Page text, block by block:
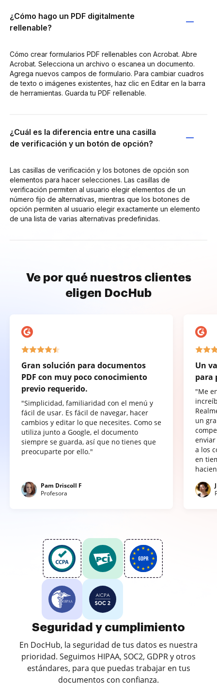
¿Cómo hago un PDF digitalmente
rellenable?
Cómo crear formularios PDF rellenables con Acrobat. Abre
Acrobat. Selecciona un archivo o escanea un documento.
Agrega nuevos campos de formulario. Para cambiar cuadros
de texto o imágenes existentes, haz clic en Editar en la barra
de herramientas. Guarda tu PDF rellenable.
¿Cuál es la diferencia entre una casilla
de verificación y un botón de opción?
Las casillas de verificación y los botones de opción son
elementos para hacer selecciones. Las casillas de
verificación permiten al usuario elegir elementos de un
número fijo de alternativas, mientras que los botones de
opción permiten al usuario elegir exactamente un elemento
de una lista de varias alternativas predefinidas.
Ve por qué nuestros clientes
eligen DocHub
Gran solución para documentos
PDF con muy poco conocimiento
previo requerido.
"Simplicidad, familiaridad con el menú y
fácil de usar. Es fácil de navegar, hacer
cambios y editar lo que necesites. Como se
utiliza junto a Google, el documento
siempre se guarda, así que no tienes que
preocuparte por ello."
Pam Driscoll F
Profesora
Un
para
"Me
un
a los
en
Seguridad y cumplimiento
En DocHub, la seguridad de tus datos es nuestra
prioridad. Seguimos HIPAA, SOC2, GDPR y otros
estándares, para que puedas trabajar en tus
documentos con confianza.